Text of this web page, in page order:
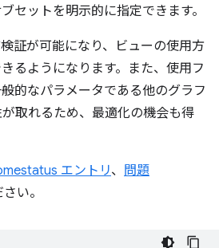
セットを明示的に指定できます。
証が可能になり、ビューの使用方
るようになります。また、使用フ
的なパラメータである他のグラフ
取れるため、最適化の機会も得
エントリ、 問題
い。